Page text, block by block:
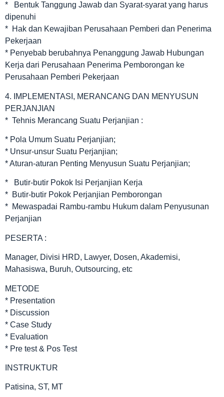
* Bentuk Tanggung Jawab dan Syarat-syarat yang harus
dipenuhi
* Hak dan Kewajiban Perusahaan Pemberi dan Penerima
Pekerjaan
* Penyebab berubahnya Penanggung Jawab Hubungan
Kerja dari Perusahaan Penerima Pemborongan ke
Perusahaan Pemberi Pekerjaan
4. IMPLEMENTASI, MERANCANG DAN MENYUSUN
PERJANJIAN
* Tehnis Merancang Suatu Perjanjian :
* Pola Umum Suatu Perjanjian;
* Unsur-unsur Suatu Perjanjian;
* Aturan-aturan Penting Menyusun Suatu Perjanjian;
* Butir-butir Pokok Isi Perjanjian Kerja
* Butir-butir Pokok Perjanjian Pemborongan
* Mewaspadai Rambu-rambu Hukum dalam Penyusunan
Perjanjian
PESERTA :
Manager, Divisi HRD, Lawyer, Dosen, Akademisi,
Mahasiswa, Buruh, Outsourcing, etc
METODE
* Presentation
* Discussion
* Case Study
* Evaluation
* Pre test & Pos Test
INSTRUKTUR
Patisina, ST, MT